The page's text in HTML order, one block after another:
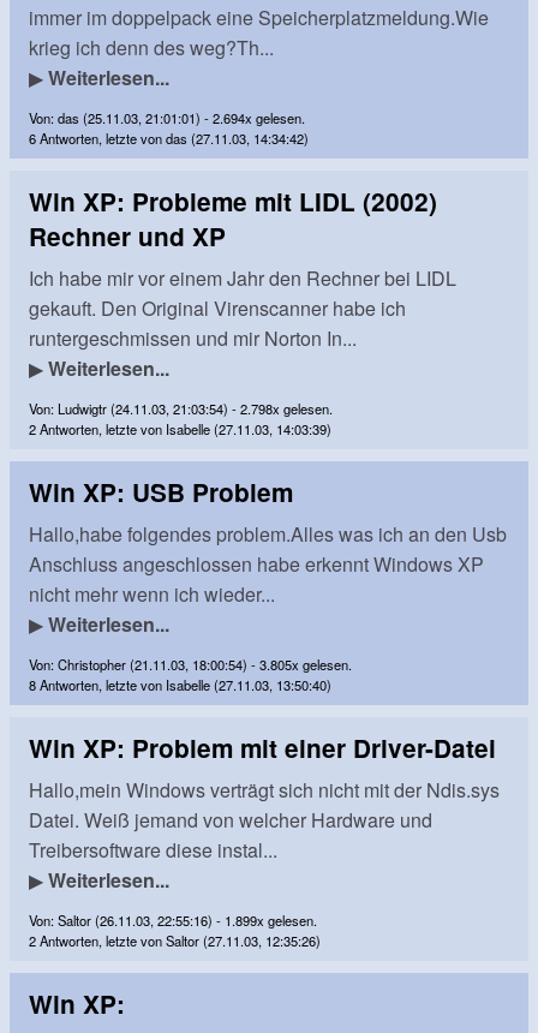
immer im doppelpack eine Speicherplatzmeldung.Wie
krieg ich denn des weg?Th...
▶Weiterlesen...
Von: das (25.11.03, 21:01:01) - 2.694x gelesen.
6 Antworten, letzte von das (27.11.03, 14:34:42)
Win XP: Probleme mit LIDL (2002)
Rechner und XP
Ich habe mir vor einem Jahr den Rechner bei LIDL
gekauft. Den Original Virenscanner habe ich
runtergeschmissen und mir Norton In...
▶Weiterlesen...
Von: Ludwigtr (24.11.03, 21:03:54) - 2.798x gelesen.
2 Antworten, letzte von Isabelle (27.11.03, 14:03:39)
Win XP: USB Problem
Hallo,habe folgendes problem.Alles was ich an den Usb
Anschluss angeschlossen habe erkennt Windows XP
nicht mehr wenn ich wieder...
▶Weiterlesen...
Von: Christopher (21.11.03, 18:00:54) - 3.805x gelesen.
8 Antworten, letzte von Isabelle (27.11.03, 13:50:40)
Win XP: Problem mit einer Driver-Datei
Hallo,mein Windows verträgt sich nicht mit der Ndis.sys
Datei. Weiß jemand von welcher Hardware und
Treibersoftware diese instal...
▶Weiterlesen...
Von: Saltor (26.11.03, 22:55:16) - 1.899x gelesen.
2 Antworten, letzte von Saltor (27.11.03, 12:35:26)
Win XP: